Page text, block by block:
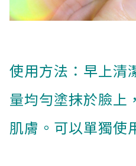
使用方法：早上清
量均勻塗抹於臉上
肌膚。可以單獨使